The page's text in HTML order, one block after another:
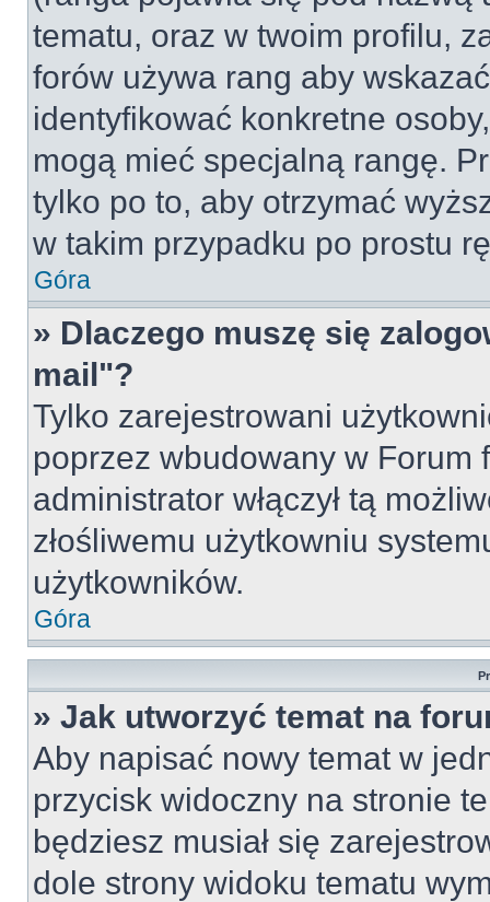
tematu, oraz w twoim profilu,
forów używa rang aby
identyfikować konkretne
mogą mieć specjalną rangę.
tylko po to, aby otrzymać
w takim przypadku po prostu
Góra
» Dlaczego muszę się
mail"?
Tylko zarejestrowani
poprzez wbudowany w Forum
administrator włączył tą
złośliwemu użytkowniu
użytkowników.
Góra
» Jak utworzyć temat na
Aby napisać nowy temat w
przycisk widoczny na stronie
będziesz musiał się
dole strony widoku tematu